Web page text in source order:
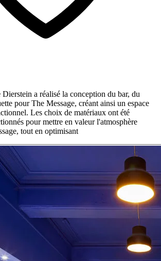
a réalisé la conception du bar, du
pour The Message, créant ainsi un espace
Les choix de matériaux ont été
pour mettre en valeur l'atmosphère
tout en optimisant